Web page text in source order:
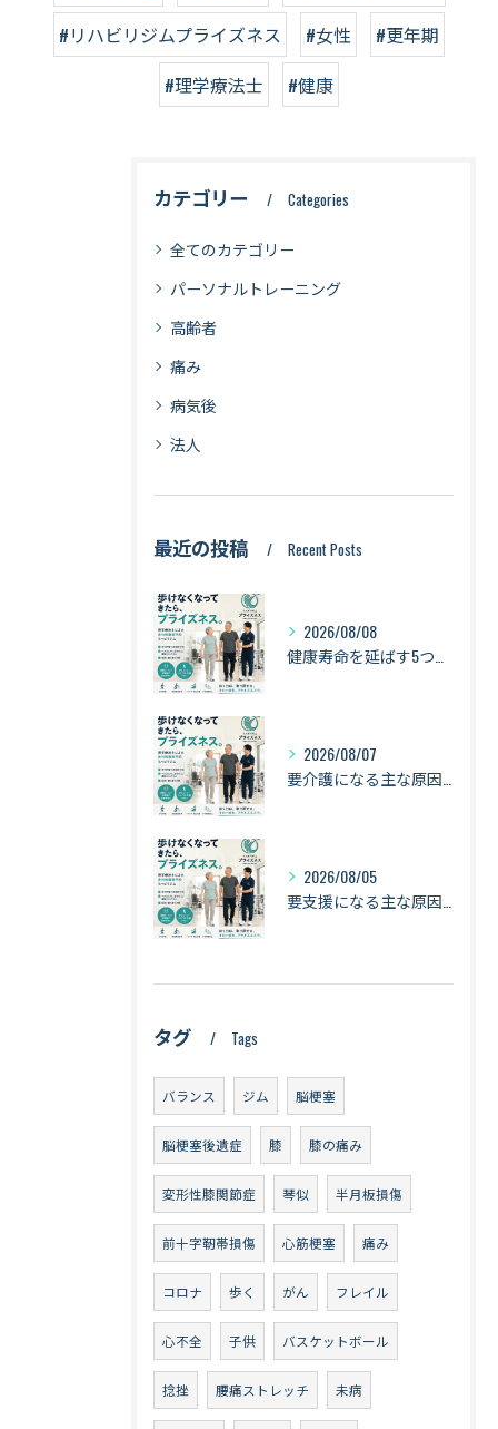
#リハビリジムプライズネス
#女性
#更年期
#理学療法士
#健康
カテゴリー Categories
全てのカテゴリー
パーソナルトレーニング
高齢者
痛み
病気後
法人
最近の投稿 Recent Posts
2026/08/08
2026/08/07
2026/08/05
タグ Tags
バランス ジム 脳梗塞
脳梗塞後遺症 膝 膝の痛み
変形性膝関節症 琴似 半月板損傷
前十字靭帯損傷 心筋梗塞 痛み
コロナ 歩く がん フレイル
心不全 子供 バスケットボール
捻挫 腰痛ストレッチ 未病